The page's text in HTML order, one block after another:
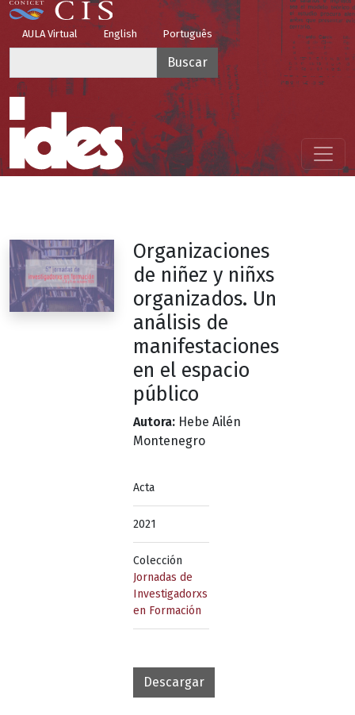
Pasar al contenido principal
Top Menu
AULA Virtual English Português
Menú principal
Organizaciones
de niñez y niñxs
organizados. Un
análisis de
manifestaciones
en el espacio
público
Autora: Hebe Ailén
Montenegro
Acta
2021
Colección
Jornadas de
Investigadorxs
en Formación
Descargar